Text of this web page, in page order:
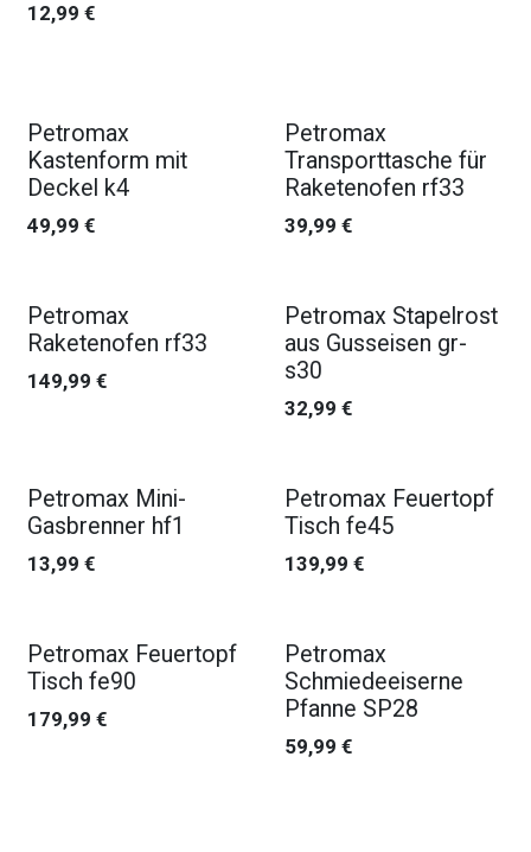
12,99 €
Petromax
Kastenform mit
Deckel k4
49,99 €
Petromax
Transporttasche für
Raketenofen rf33
39,99 €
Petromax
Raketenofen rf33
149,99 €
Petromax Stapelrost
aus Gusseisen gr-
s30
32,99 €
Petromax Mini-
Gasbrenner hf1
13,99 €
Petromax Feuertopf
Tisch fe45
139,99 €
Petromax Feuertopf
Tisch fe90
179,99 €
Petromax
Schmiedeeiserne
Pfanne SP28
59,99 €